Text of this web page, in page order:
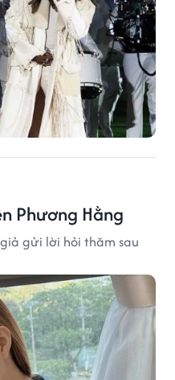
Phương Hằng
gửi lời hỏi thăm sau